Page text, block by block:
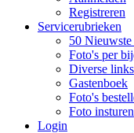
Registreren
Servicerubrieken
50
Foto's per
Diverse links
Gastenboek
Foto's
Foto insturen
Login